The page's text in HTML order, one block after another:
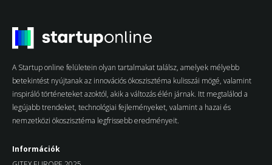
A Startup online felületein olyan tartalmakat találsz, amelyek mélyebb
betekintést nyújtanak az innovációs ökoszisztéma kulisszái mögé, valamint
inspiráló történeteket azoktól, akik a változás élén járnak. Itt megtalálod a
legújabb trendeket, technológiai fejleményeket, valamint a hazai és
nemzetközi ökoszisztéma legfrissebb eredményeit.
Információk